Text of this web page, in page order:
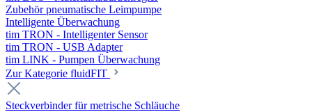
Zubehör pneumatische Leimpumpe
Intelligente Überwachung
tim TRON - Intelligenter Sensor
tim TRON - USB Adapter
tim LINK - Pumpen Überwachung
Zur Kategorie fluidFIT
Steckverbinder für metrische Schläuche